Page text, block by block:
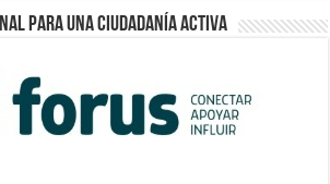
para una ciudadanía activa